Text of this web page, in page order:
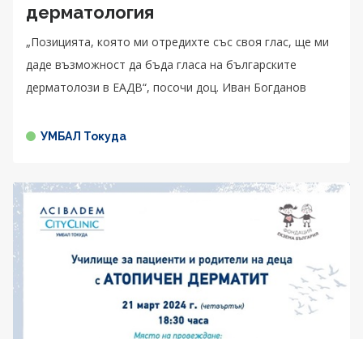
дерматология
„Позицията, която ми отредихте със своя глас, ще ми
даде възможност да бъда гласа на българските
дерматолози в ЕАДВ“, посочи доц. Иван Богданов
УМБАЛ Токуда